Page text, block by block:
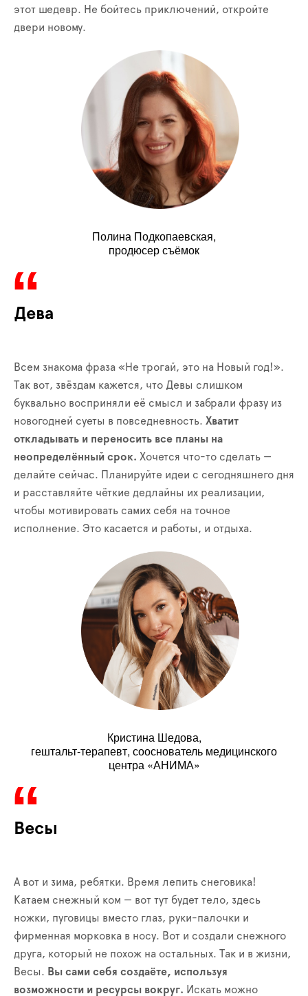
этот шедевр. Не бойтесь приключений, откройте
двери новому.
Полина Подкопаевская,
продюсер съёмок
Дева
Всем знакома фраза «Не трогай, это на Новый год!».
Так вот, звёздам кажется, что Девы слишком
буквально восприняли её смысл и забрали фразу из
новогодней суеты в повседневность. Хватит
откладывать и переносить все планы на
неопределённый срок. Хочется что-то сделать —
делайте сейчас. Планируйте идеи с сегодняшнего дня
и расставляйте чёткие дедлайны их реализации,
чтобы мотивировать самих себя на точное
исполнение. Это касается и работы, и отдыха.
Кристина Шедова,
гештальт-терапевт, сооснователь медицинского
центра «АНИМА»
Весы
А вот и зима, ребятки. Время лепить снеговика!
Катаем снежный ком — вот тут будет тело, здесь
ножки, пуговицы вместо глаз, руки-палочки и
фирменная морковка в носу. Вот и создали снежного
друга, который не похож на остальных. Так и в жизни,
Весы. Вы сами себя создаёте, используя
возможности и ресурсы вокруг. Искать можно